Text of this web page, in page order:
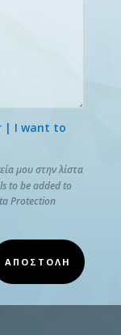
| I want to
μου στην λίστα
to be added to
Protection
ΑΠΟΣΤΟΛΗ